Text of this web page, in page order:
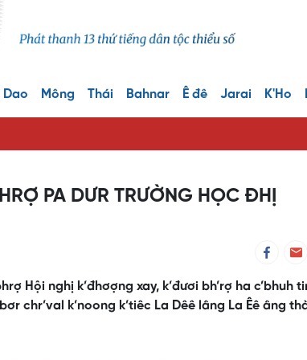
Dao Mông Thái Bahnar Ê đê Jarai K'Ho
PA DƯR TRƯỜNG HỌC ĐHỊ
Hội nghị k’đhơợng xay, k’đươi bh’rợ ha c’bhuh
chr’val k’noong k’tiêc La Dêê lâng La Êê âng